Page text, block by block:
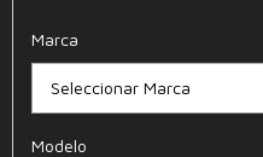
Marca
Seleccionar Marca
Modelo